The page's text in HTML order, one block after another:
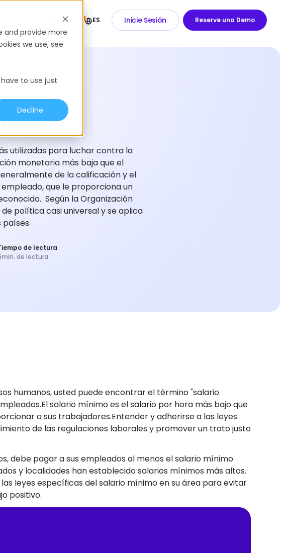
and provide more
we use, see
to use just
Decline
ES Inicie Sesión Reserve una Demo
utilizadas para luchar contra la
monetaria más baja que el
de la calificación y el
que le proporciona un
Según la Organización
política casi universal y se aplica
países.
de lectura
min. de lectura
humanos, usted puede encontrar el término "salario
salario mínimo es el salario por hora más bajo que
a sus trabajadores.Entender y adherirse a las leyes
de las regulaciones laborales y promover un trato justo
debe pagar a sus empleados al menos el salario mínimo
y localidades han establecido salarios mínimos más altos.
leyes específicas del salario mínimo en su área para evitar
positivo.